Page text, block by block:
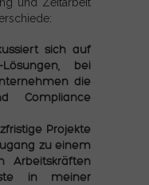
sich auf
Lösungen, bei
die
Compliance
Projekte
zu einem
Arbeitskräften
in meiner